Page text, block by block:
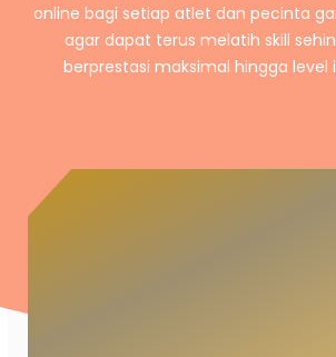
online bagi setiap atlet dan pecinta
agar dapat terus melatih skill
berprestasi maksimal hingga level